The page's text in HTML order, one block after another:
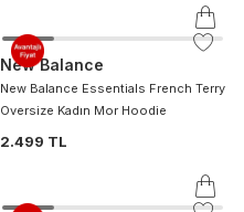
New Balance
New Balance Essentials French Terry
Oversize Kadın Mor Hoodie
2.499 TL